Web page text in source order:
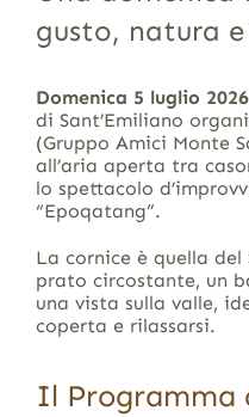
gusto, natura
Domenica 5 luglio 2026
di Sant’Emiliano
(Gruppo Amici Monte
all’aria aperta tra
lo spettacolo
“Epoqatang”.
La cornice è quella
prato circostante, un
una vista sulla valle,
coperta e rilassarsi.
Il Programma